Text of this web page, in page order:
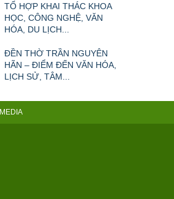
TỔ HỢP KHAI THÁC KHOA
HỌC, CÔNG NGHỆ, VĂN
HÓA, DU LỊCH...
ĐỀN THỜ TRẦN NGUYÊN
HÃN – ĐIỂM ĐẾN VĂN HÓA,
LỊCH SỬ, TÂM...
MEDIA